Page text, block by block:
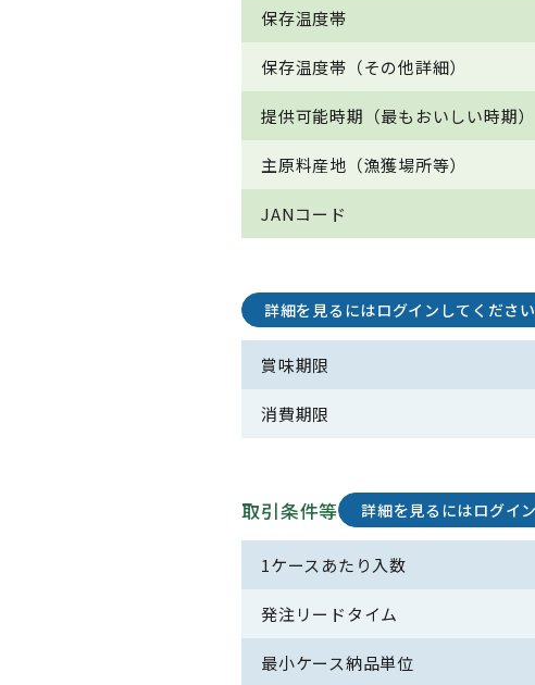
保存温度帯
保存温度帯（その他詳細）
提供可能時期（最もおいしい時期）
主原料産地（漁獲場所等）
JANコード
詳細を見るにはログインしてください
賞味期限
消費期限
取引条件等 詳細を見るにはログイ
1ケースあたり入数
発注リードタイム
最小ケース納品単位